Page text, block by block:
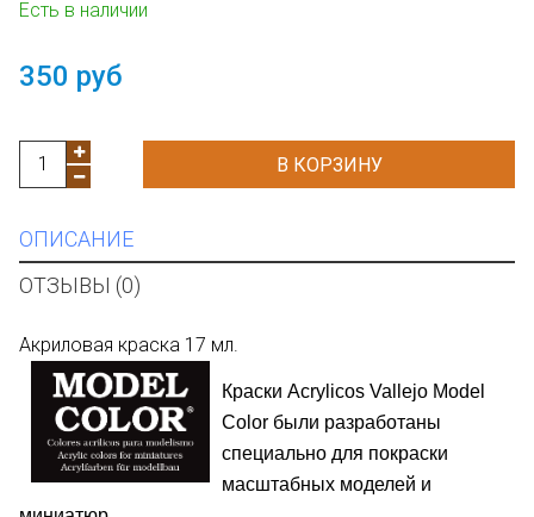
Есть в наличии
350 руб
В КОРЗИНУ
ОПИСАНИЕ
ОТЗЫВЫ (0)
Акриловая краска 17 мл.
Краски Acrylicos Vallejo Model
Color были разработаны
специально для покраски
масштабных моделей и